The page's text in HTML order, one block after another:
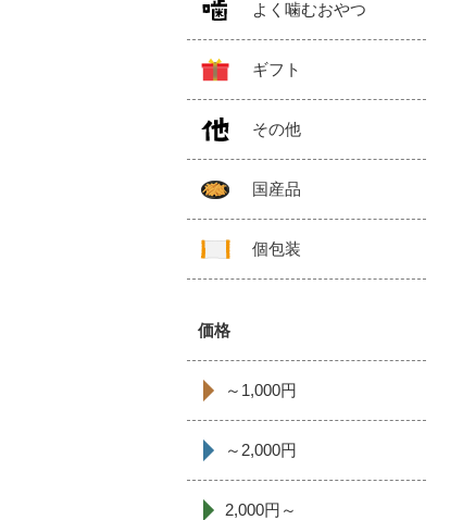
よく噛むおやつ
ギフト
その他
国産品
個包装
価格
～1,000円
～2,000円
2,000円～